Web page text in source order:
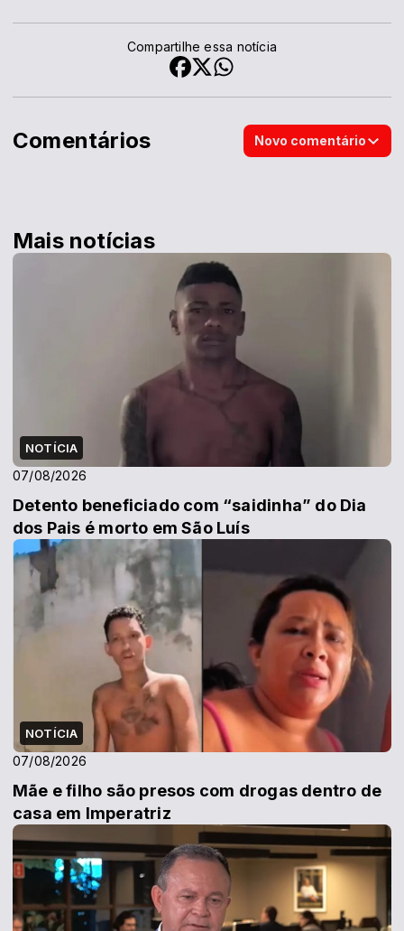
Compartilhe essa notícia
Comentários Novo comentário
Mais notícias
NOTÍCIA
07/08/2026
Detento beneficiado com “saidinha” do Dia
dos Pais é morto em São Luís
NOTÍCIA
07/08/2026
Mãe e filho são presos com drogas dentro de
casa em Imperatriz